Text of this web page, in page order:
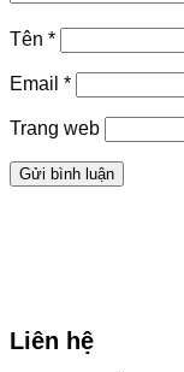
Tên *
Email *
Trang web
Liên hệ